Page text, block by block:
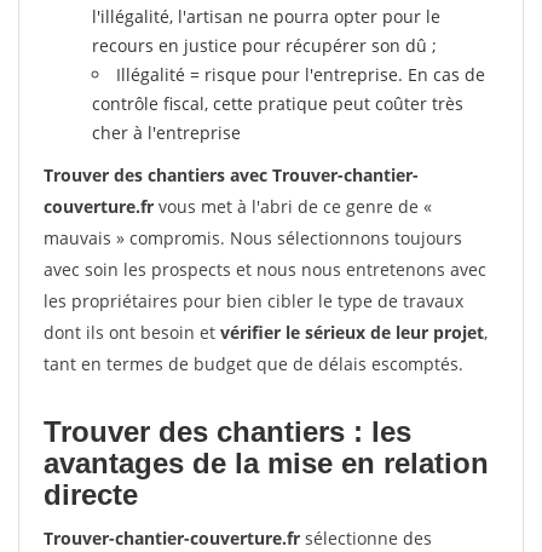
l'illégalité, l'artisan ne pourra opter pour le
recours en justice pour récupérer son dû ;
Illégalité = risque pour l'entreprise. En cas de
contrôle fiscal, cette pratique peut coûter très
cher à l'entreprise
Trouver des chantiers avec Trouver-chantier-
couverture.fr vous met à l'abri de ce genre de «
mauvais » compromis. Nous sélectionnons toujours
avec soin les prospects et nous nous entretenons avec
les propriétaires pour bien cibler le type de travaux
dont ils ont besoin et vérifier le sérieux de leur projet,
tant en termes de budget que de délais escomptés.
Trouver des chantiers : les
avantages de la mise en relation
directe
Trouver-chantier-couverture.fr sélectionne des